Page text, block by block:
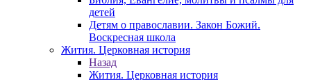
детей
Детям о православии. Закон Божий.
Воскресная школа
Жития. Церковная история
Назад
Жития. Церковная история